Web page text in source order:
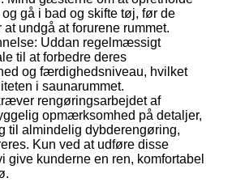
gå i bad og skifte tøj, før de
at undgå at forurene rummet.
Uddan regelmæssigt
til at forbedre deres
og færdighedsniveau, hvilket
i saunarummet.
rengøringsarbejdet af
opmærksomhed på detaljer,
til almindelig dybderengøring,
Kun ved at udføre disse
give kunderne en ren, komfortabel